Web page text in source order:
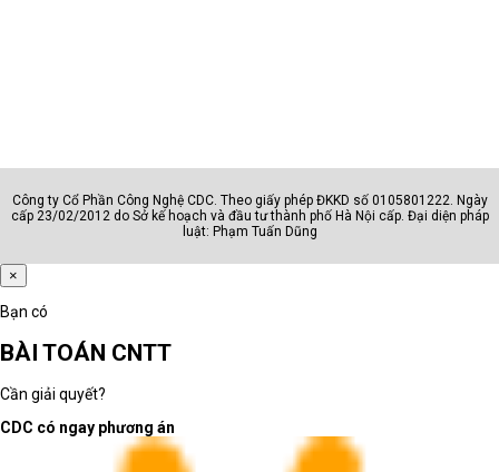
Công ty Cổ Phần Công Nghệ CDC. Theo giấy phép ĐKKD số 0105801222. Ngày
cấp 23/02/2012 do Sở kế hoạch và đầu tư thành phố Hà Nội cấp. Đại diện pháp
luật: Phạm Tuấn Dũng
×
Bạn có
BÀI TOÁN CNTT
Cần giải quyết?
CDC có ngay phương án